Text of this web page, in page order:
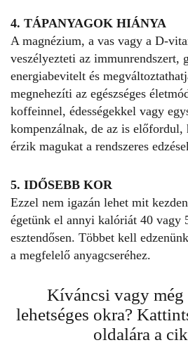
4. TÁPANYAGOK HIÁNYA
A magnézium, a vas vagy a D-
veszélyezteti az immunrendszert,
energiabevitelt és
megnehezíti az egészséges
koffeinnel, édességekkel vagy
kompenzálnak, de az is előfordul,
érzik magukat a rendszeres
5. IDŐSEBB KOR
Ezzel nem igazán lehet mit
égetünk el annyi kalóriát 40 vagy
esztendősen. Többet kell
a megfelelő anyagcseréhez.
Kíváncsi vagy
lehetséges okra?
oldalára a